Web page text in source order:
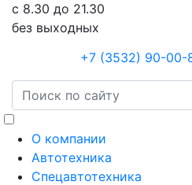
с 8.30 до 21.30
без выходных
+7 (3532) 90-00-
О компании
Автотехника
Спецавтотехника